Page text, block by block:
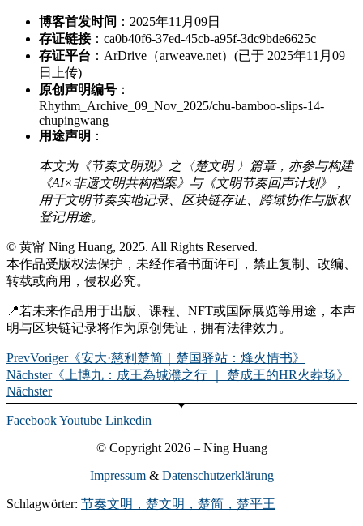
博客首发时间 ：2025年11月09日
存证链接：ca0b40f6-37ed-45cb-a95f-3dc9bde6625c
存证平台 ：ArDrive（arweave.net）(已于 2025年11月09
日上传)
原创声明编号 ：
Rhythm_Archive_09_Nov_2025/chu-bamboo-slips-14-
chupingwang
用途声明 ：
本文为《节奏文明观》之〈楚文明 〉篇章，亦参与构建
《AI×非遗文明共构档案》与《文明节奏回声计划》，
用于文明节奏实地记录、区块链存证、跨域协作与版权
登记用途。
© 黄甯 Ning Huang, 2025. All Rights Reserved.
本作品受版权法保护，未经作者书面许可，禁止复制、改编、
转载或商用，侵权必究。
📍若未来作品用于出版、课程、NFT或国际展览等用途，本声
明与区块链记录将作为原创凭证，拥有法律效力。
PrevVoriger《安大·慈利楚简｜楚国驿站：烽火情书》
Nächster《上博九：成王為城濮之行 ｜ 楚成王的HR火葬场》
Nächster
FacebookYoutube Linkedin
© Copyright 2026 – Ning Huang
Impressum& Datenschutzerklärung
Schlagwörter: 节奏文明，楚文明，楚简，楚平王